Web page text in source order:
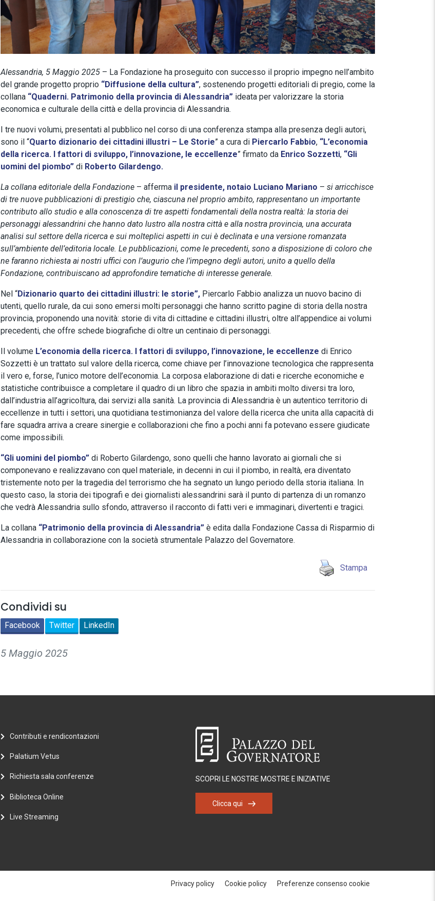
Alessandria, 5 Maggio 2025 – La Fondazione ha proseguito con successo il proprio impegno nell’ambito
del grande progetto proprio “Diffusione della cultura”, sostenendo progetti editoriali di pregio, come la
collana “Quaderni. Patrimonio della provincia di Alessandria” ideata per valorizzare la storia
economica e culturale della città e della provincia di Alessandria.
I tre nuovi volumi, presentati al pubblico nel corso di una conferenza stampa alla presenza degli autori,
sono il “Quarto dizionario dei cittadini illustri – Le Storie” a cura di Piercarlo Fabbio, “L’economia
della ricerca. I fattori di sviluppo, l’innovazione, le eccellenze” firmato da Enrico Sozzetti, “Gli
uomini del piombo” di Roberto Gilardengo.
La collana editoriale della Fondazione – afferma il presidente, notaio Luciano Mariano – si arricchisce
di tre nuove pubblicazioni di prestigio che, ciascuna nel proprio ambito, rappresentano un importante
contributo allo studio e alla conoscenza di tre aspetti fondamentali della nostra realtà: la storia dei
personaggi alessandrini che hanno dato lustro alla nostra città e alla nostra provincia, una accurata
analisi sul settore della ricerca e sui molteplici aspetti in cui è declinata e una versione romanzata
sull’ambiente dell’editoria locale. Le pubblicazioni, come le precedenti, sono a disposizione di coloro che
ne faranno richiesta ai nostri uffici con l’augurio che l’impegno degli autori, unito a quello della
Fondazione, contribuiscano ad approfondire tematiche di interesse generale.
Nel “Dizionario quarto dei cittadini illustri: le storie”, Piercarlo Fabbio analizza un nuovo bacino di
utenti, quello rurale, da cui sono emersi molti personaggi che hanno scritto pagine di storia della nostra
provincia, proponendo una novità: storie di vita di cittadine e cittadini illustri, oltre all’appendice ai volumi
precedenti, che offre schede biografiche di oltre un centinaio di personaggi.
Il volume L’economia della ricerca. I fattori di sviluppo, l’innovazione, le eccellenze di Enrico
Sozzetti è un trattato sul valore della ricerca, come chiave per l’innovazione tecnologica che rappresenta
il vero e, forse, l’unico motore dell’economia. La corposa elaborazione di dati e ricerche economiche e
statistiche contribuisce a completare il quadro di un libro che spazia in ambiti molto diversi tra loro,
dall’industria all’agricoltura, dai servizi alla sanità. La provincia di Alessandria è un autentico territorio di
eccellenze in tutti i settori, una quotidiana testimonianza del valore della ricerca che unita alla capacità di
fare squadra arriva a creare sinergie e collaborazioni che fino a pochi anni fa potevano essere giudicate
come impossibili.
“Gli uomini del piombo” di Roberto Gilardengo, sono quelli che hanno lavorato ai giornali che si
componevano e realizzavano con quel materiale, in decenni in cui il piombo, in realtà, era diventato
tristemente noto per la tragedia del terrorismo che ha segnato un lungo periodo della storia italiana. In
questo caso, la storia dei tipografi e dei giornalisti alessandrini sarà il punto di partenza di un romanzo
che vedrà Alessandria sullo sfondo, attraverso il racconto di fatti veri e immaginari, divertenti e tragici.
La collana “Patrimonio della provincia di Alessandria” è edita dalla Fondazione Cassa di Risparmio di
Alessandria in collaborazione con la società strumentale Palazzo del Governatore.
Stampa
Condividi su
Facebook Twitter LinkedIn
5 Maggio 2025
Contributi e rendicontazioni
Palatium Vetus
Richiesta sala conferenze
Biblioteca Online
Live Streaming
SCOPRI LE NOSTRE MOSTRE E INIZIATIVE
Clicca qui
Privacy policy Cookie policy Preferenze consenso cookie